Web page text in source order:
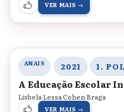
VER MAIS →
ANAIS 2021
A Educação Escolar
Lisbela Lessa Cohen Braga
VER MAIS →